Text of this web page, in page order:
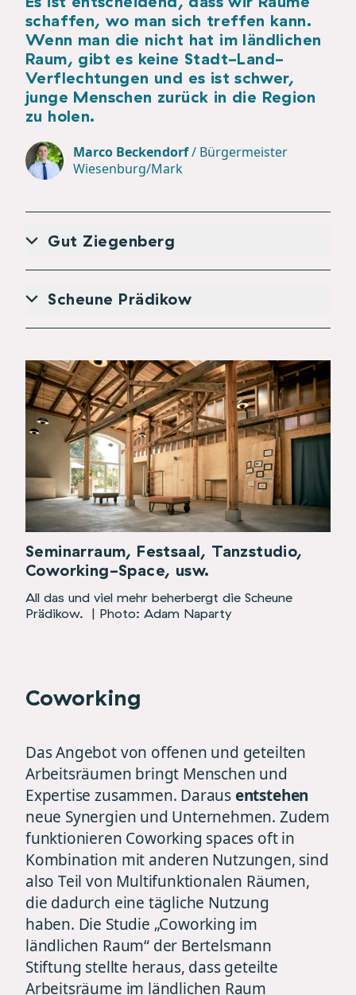
schaffen, wo man sich treffen kann.
Wenn man die nicht hat im ländlichen
Raum, gibt es keine Stadt-Land-
Verflechtungen und es ist schwer,
junge Menschen zurück in die Region
zu holen.
Marco Beckendorf/ Bürgermeister
Wiesenburg/Mark
Gut Ziegenberg
Scheune Prädikow
Seminarraum, Festsaal, Tanzstudio,
Coworking-Space, usw.
All das und viel mehr beherbergt die Scheune
Prädikow. | Photo: Adam Naparty
Coworking
Das Angebot von offenen und geteilten
Arbeitsräumen bringt Menschen und
Expertise zusammen. Darausentstehen
neue Synergien und Unternehmen. Zudem
funktionieren Coworking spaces oft in
Kombination mit anderen Nutzungen, sind
also Teil von Multifunktionalen Räumen,
die dadurch eine tägliche Nutzung
haben. Die Studie „Coworking im
ländlichen Raum“ der Bertelsmann
Stiftung stellte heraus, dass geteilte
Arbeitsräume im ländlichen Raum